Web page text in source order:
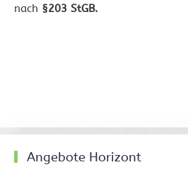
nach §203 StGB.
Angebote Horizont